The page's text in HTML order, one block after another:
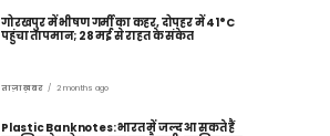
गोरखपुर में भीषण गर्मी का कहर, दोपहर में 41°C
पहुंचा तापमान; 28 मई से राहत के संकेत
ताज़ा ख़बर 2 months ago
Plastic Banknotes: भारत में जल्द आ सकते हैं